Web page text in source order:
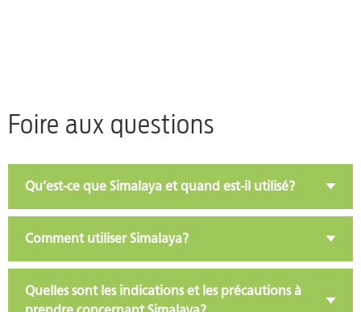
Foire aux questions
Qu’est-ce que Simalaya et quand est-il utilisé?
Comment utiliser Simalaya?
Quelles sont les indications et les précautions à